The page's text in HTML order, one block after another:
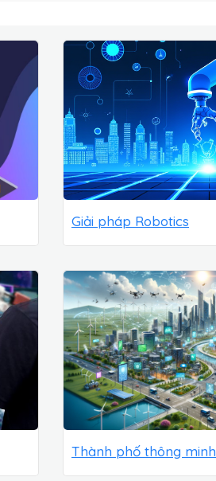
Giải pháp Robotics
Thành phố thông minh